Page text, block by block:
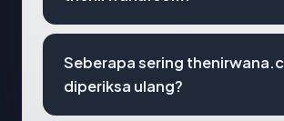
Seberapa sering
diperiksa ulang?